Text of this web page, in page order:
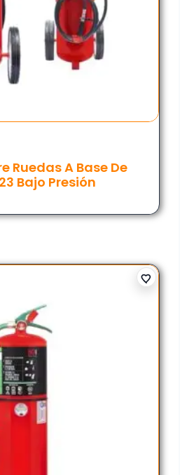
Ruedas A Base De
Bajo Presión